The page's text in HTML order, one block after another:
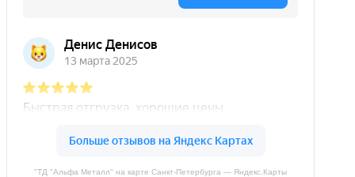
"ТД "Альфа Металл" на карте Санкт‑Петербурга — Яндекс.Карты